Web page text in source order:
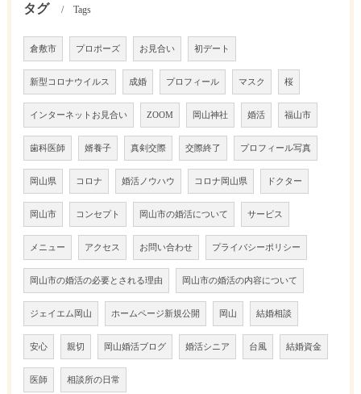
タグ Tags
倉敷市 プロポーズ お見合い 初デート
新型コロナウイルス 成婚 プロフィール マスク 桜
インターネットお見合い ZOOM 岡山神社 婚活 福山市
歯科医師 婿養子 真剣交際 交際終了 プロフィール写真
岡山県 コロナ 婚活ノウハウ コロナ岡山県 ドクター
岡山市 コンセプト 岡山市の婚活について サービス
メニュー アクセス お問い合わせ プライバシーポリシー
岡山市の婚活の必要とされる理由 岡山市の婚活の内容について
ジェイエム岡山 ホームページ新規公開 岡山 結婚相談
安心 親切 岡山婚活ブログ 婚活シニア 台風 結婚資金
医師 相談所の日常